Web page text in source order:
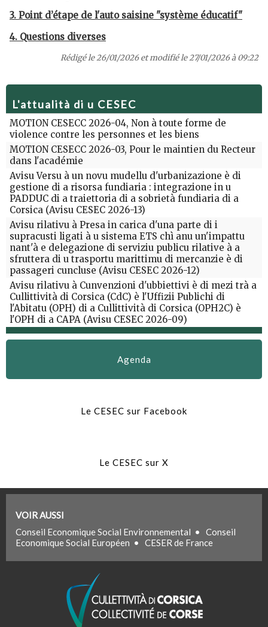
3. Point d’étape de l'auto saisine "système éducatif"
4. Questions diverses
Rédigé le 26/01/2026 et modifié le 27/01/2026 à 09:22
L'attualità di u CESEC
MOTION CESECC 2026-04, Non à toute forme de
violence contre les personnes et les biens
MOTION CESECC 2026-03, Pour le maintien du Recteur
dans l'académie
Avisu Versu à un novu mudellu d'urbanizazione è di
gestione di a risorsa fundiaria : integrazione in u
PADDUC di a traiettoria di a sobrietà fundiaria di a
Corsica (Avisu CESEC 2026-13)
Avisu rilativu à Presa in carica d'una parte di i
supracusti ligati à u sistema ETS chì anu un'impattu
nant'à e delegazione di serviziu publicu rilative à a
sfruttera di u trasportu marittimu di mercanzie è di
passageri cuncluse (Avisu CESEC 2026-12)
Avisu rilativu à Cunvenzioni d'ubbiettivi è di mezi trà a
Cullittività di Corsica (CdC) è l'Uffizii Publichi di
l'Abitatu (OPH) di a Cullittività di Corsica (OPH2C) è
l'OPH di a CAPA (Avisu CESEC 2026-09)
Agenda
Le CESEC sur Facebook
Le CESEC sur X
VOIR AUSSI
Conseil Economique Social Environnemental • Conseil
Economique Social Européen • CESER de France